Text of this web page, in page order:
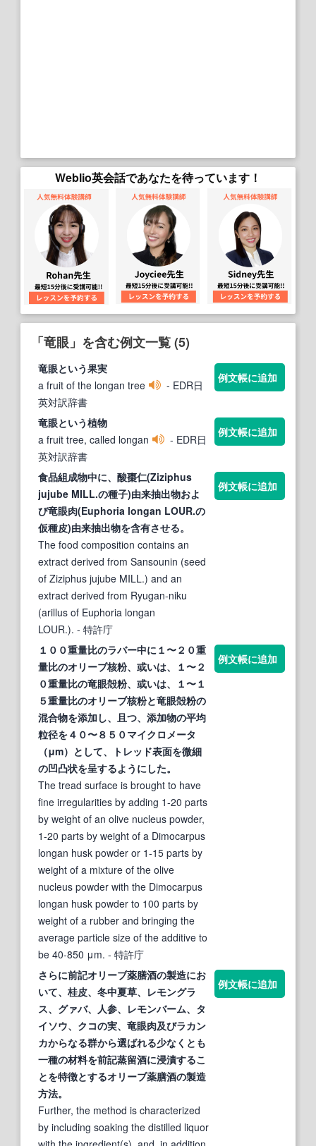
Weblio英会話であなたを待っています！
「竜眼」を含む例文一覧 (5)
竜眼という果実
a fruit of the longan tree
- EDR日
英対訳辞書
例文帳に追加
竜眼という植物
a fruit tree, called longan
- EDR日
英対訳辞書
例文帳に追加
食品組成物中に、酸棗仁(Ziziphus
jujube MILL.の種子)由来抽出物およ
び竜眼肉(Euphoria longan LOUR.の
仮種皮)由来抽出物を含有させる。
The food composition contains an
extract derived from Sansounin (seed
of Ziziphus jujube MILL.) and an
extract derived from Ryugan-niku
(arillus of Euphoria longan
LOUR.). - 特許庁
例文帳に追加
１００重量比のラバー中に１〜２０重
量比のオリーブ核粉、或いは、１〜２
０重量比の竜眼殻粉、或いは、１〜１
５重量比のオリーブ核粉と竜眼殻粉の
混合物を添加し、且つ、添加物の平均
粒径を４０〜８５０マイクロメータ
（μm）として、トレッド表面を微細
の凹凸状を呈するようにした。
The tread surface is brought to have
fine irregularities by adding 1-20 parts
by weight of an olive nucleus powder,
1-20 parts by weight of a Dimocarpus
longan husk powder or 1-15 parts by
weight of a mixture of the olive
nucleus powder with the Dimocarpus
longan husk powder to 100 parts by
weight of a rubber and bringing the
average particle size of the additive to
be 40-850 μm. - 特許庁
例文帳に追加
さらに前記オリーブ薬膳酒の製造にお
いて、桂皮、冬中夏草、レモングラ
ス、グァバ、人参、レモンバーム、タ
イソウ、クコの実、 竜眼肉及びラカン
カからなる群から選ばれる少なくとも
一種の材料を前記蒸留酒に浸漬するこ
とを特徴とするオリーブ薬膳酒の製造
方法。
Further, the method is characterized
by including soaking the distilled liquor
例文帳に追加